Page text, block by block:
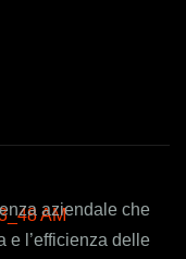
aziendale che
e l’efficienza delle